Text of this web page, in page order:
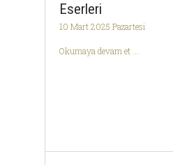
Eserleri
10 Mart 2025 Pazartesi
Okumaya devam et ...